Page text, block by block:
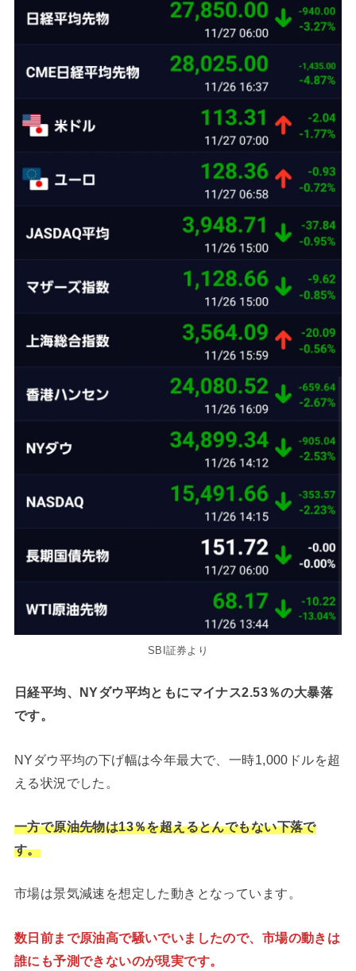
SBI証券より
日経平均、NYダウ平均ともにマイナス2.53％の大暴落
です。
NYダウ平均の下げ幅は今年最大で、一時1,000ドルを超
える状況でした。
一方で原油先物は13％を超えるとんでもない下落で
す。
市場は景気減速を想定した動きとなっています。
数日前まで原油高で騒いでいましたので、市場の動きは
誰にも予測できないのが現実です。